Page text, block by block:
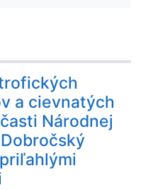
a cievnatých
Národnej